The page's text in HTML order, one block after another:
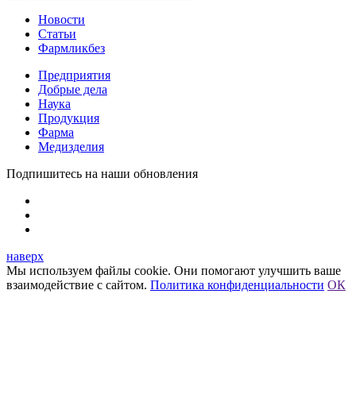
Новости
Статьи
Фармликбез
Предприятия
Добрые дела
Наука
Продукция
Фарма
Медизделия
Подпишитесь на наши обновления
наверх
Мы используем файлы cookie. Они помогают улучшить ваше
взаимодействие с сайтом. Политика конфиденциальности ОК